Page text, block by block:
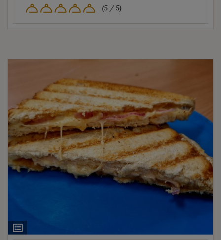
(5 / 5)
Ingrediëntenlijst